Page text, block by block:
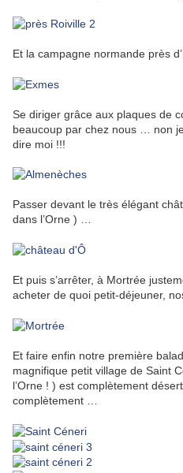
Et la campagne normande près
Se diriger grâce aux plaques de
beaucoup par chez nous … non
dire moi !!!
Passer devant le très élégant
dans l’Orne ) …
Et puis s’arrêter, à Mortrée
acheter de quoi petit-déjeuner,
Et faire enfin notre première
magnifique petit village de Saint
l’Orne ! ) est complètement
complètement …